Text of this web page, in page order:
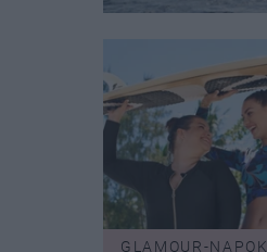
GLAMOUR-NAPOK